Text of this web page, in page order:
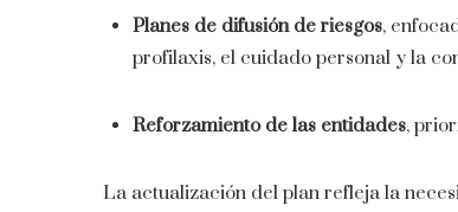
Planes de difusión de riesgos,
profilaxis, el cuidado personal y la
Reforzamiento de las entidades,
La actualización del plan refleja la